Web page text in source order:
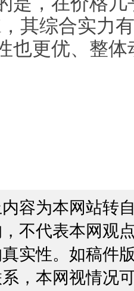
其综合实力
也更优、整
容为本网站转
不代表本网观
实性。如稿件
，本网视情况